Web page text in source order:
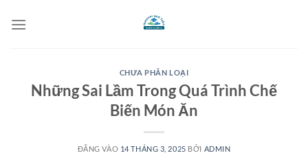
qua
CHƯA PHÂN LOẠI
Những Sai Lầm Trong Quá Trình Chế
Biến Món Ăn
ĐĂNG VÀO 14 THÁNG 3, 2025 BỞI ADMIN